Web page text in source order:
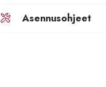
Asennusohjeet